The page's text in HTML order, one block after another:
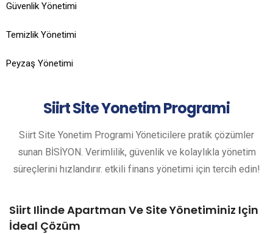
Güvenlik Yönetimi
Temizlik Yönetimi
Peyzaş Yönetimi
SiirtSite Yonetim Programi
Siirt Site Yonetim Programi Yöneticilere pratik çözümler
sunan BİSİYON. Verimlilik, güvenlik ve kolaylıkla yönetim
süreçlerini hızlandırır. etkili finans yönetimi için tercih edin!
Siirt Ilinde Apartman Ve Site Yönetiminiz Için
İdeal Çözüm